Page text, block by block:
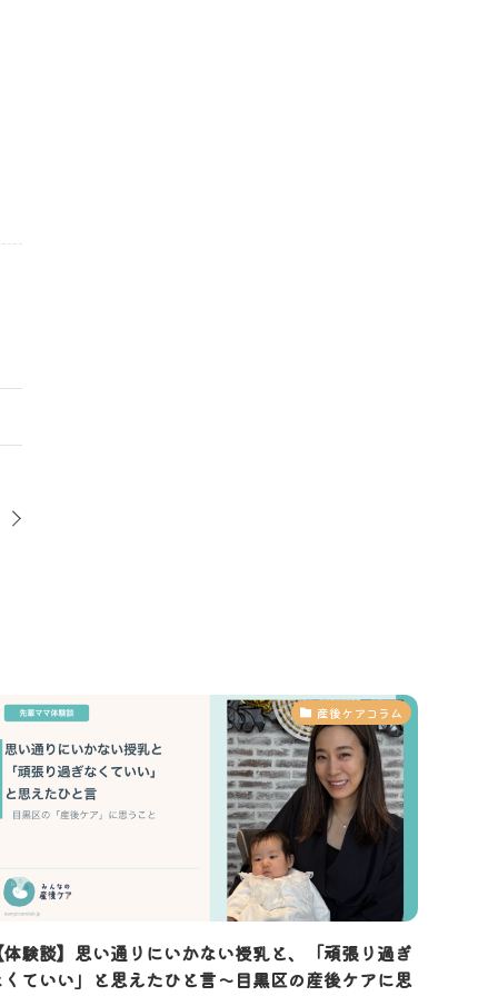
産後ケアコラム
験談】思い通りにいかない授乳と、「頑張り過ぎ
ていい」と思えたひと言〜目黒区の産後ケアに思